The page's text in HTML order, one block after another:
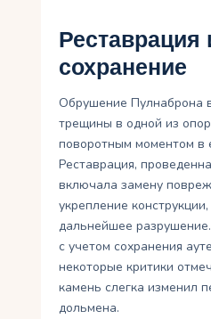
Реставрация
сохранение
Обрушение Пулнаброна
трещины в одной из
поворотным моментом в
Реставрация,
включала замену
укрепление
дальнейшее
с учетом сохранения
некоторые критики
камень слегка изменил
дольмена.